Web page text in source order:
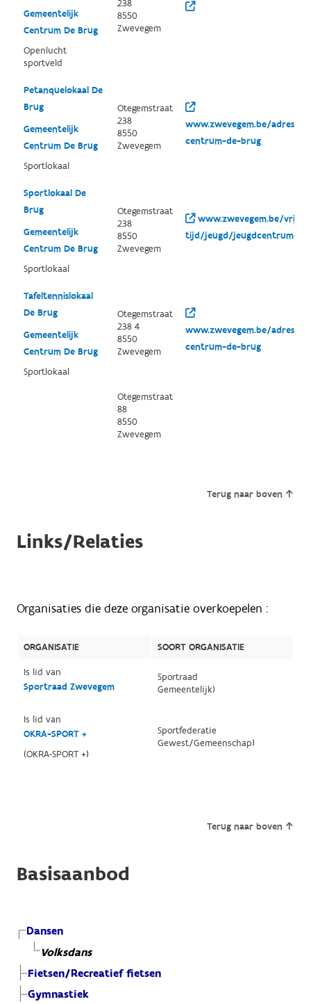
Gemeentelijk
Centrum De Brug
Openlucht
sportveld
238
8550
Zwevegem
Petanquelokaal De
Brug
Gemeentelijk
Centrum De Brug
Sportlokaal
Otegemstraat
238
8550
Zwevegem
www.zwevegem.be/
centrum-de-brug
Sportlokaal De
Brug
Gemeentelijk
Centrum De Brug
Sportlokaal
Otegemstraat
238
8550
Zwevegem
www.zwevegem.be/vrije-
tijd/jeugd/jeugdcentrum-
Tafeltennislokaal
De Brug
Gemeentelijk
Centrum De Brug
Sportlokaal
Otegemstraat
238 4
8550
Zwevegem
www.zwevegem.be/
centrum-de-brug
Otegemstraat
88
8550
Zwevegem
Terug naar boven
Links/Relaties
Organisaties die deze organisatie overkoepelen :
ORGANISATIE
SOORT ORGANISATIE
Is lid van
Sportraad Zwevegem
Sportraad
Gemeentelijk)
Is lid van
OKRA-SPORT +
(OKRA-SPORT +)
Sportfederatie
Gewest/Gemeenschap)
Terug naar boven
Basisaanbod
Dansen
Volksdans
Fietsen/Recreatief fietsen
Gymnastiek